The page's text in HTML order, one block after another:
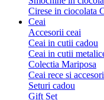
Cirese in ciocolata
Ceai
Accesorii ceai
Ceai in cutii cadou
Ceai in cutii
Colectia Mariposa
Ceai rece si
Seturi cadou
Gift Set